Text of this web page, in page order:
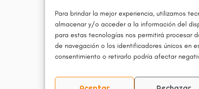
Para brindar la mejor experiencia, utilizamos
almacenar y/o acceder a la información del
para estas tecnologías nos permitirá procesar
de navegación o los identificadores únicos en
consentimiento o retirarlo podría afectar